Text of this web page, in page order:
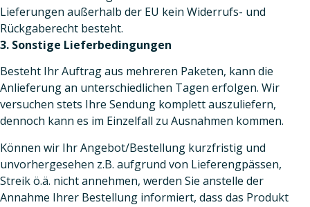
Lieferungen außerhalb der EU kein Widerrufs- und
Rückgaberecht besteht.
3. Sonstige Lieferbedingungen
Besteht Ihr Auftrag aus mehreren Paketen, kann die
Anlieferung an unterschiedlichen Tagen erfolgen. Wir
versuchen stets Ihre Sendung komplett auszuliefern,
dennoch kann es im Einzelfall zu Ausnahmen kommen.
Können wir Ihr Angebot/Bestellung kurzfristig und
unvorhergesehen z.B. aufgrund von Lieferengpässen,
Streik ö.ä. nicht annehmen, werden Sie anstelle der
Annahme Ihrer Bestellung informiert, dass das Produkt